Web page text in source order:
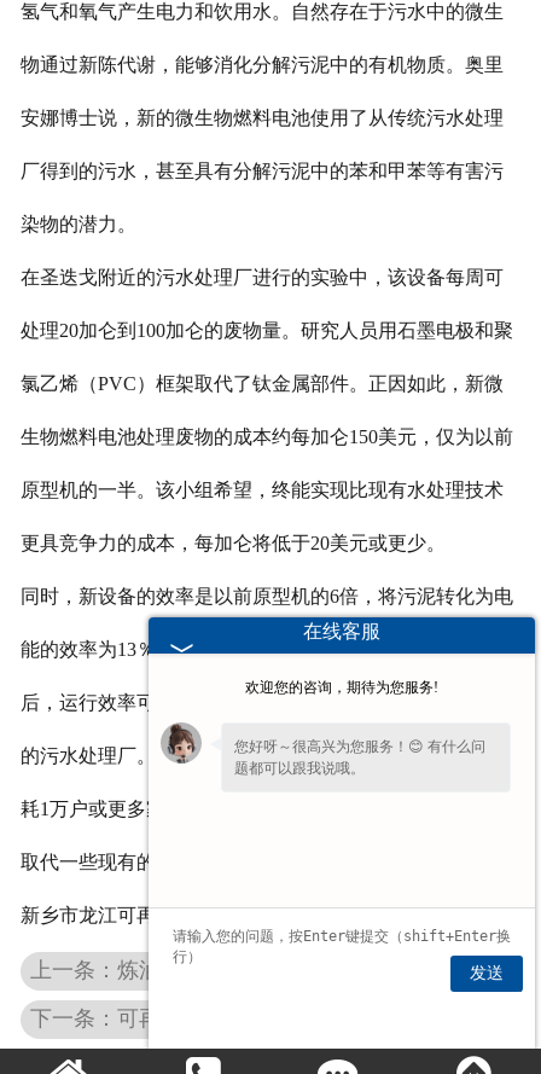
氢气和氧气产生电力和饮用水。自然存在于污水中的微生
物通过新陈代谢，能够消化分解污泥中的有机物质。奥里
安娜博士说，新的微生物燃料电池使用了从传统污水处理
厂得到的污水，甚至具有分解污泥中的苯和甲苯等有害污
染物的潜力。
在圣迭戈附近的污水处理厂进行的实验中，该设备每周可
处理20加仑到100加仑的废物量。研究人员用石墨电极和聚
氯乙烯（PVC）框架取代了钛金属部件。正因如此，新微
生物燃料电池处理废物的成本约每加仑150美元，仅为以前
原型机的一半。该小组希望，终能实现比现有水处理技术
更具竞争力的成本，每加仑将低于20美元或更少。
同时，新设备的效率是以前原型机的6倍，将污泥转化为电
能的效率为13％。研究人员解释说，一旦该设备扩大规模
后，运行效率可达20%至25％，可产生足够电力来运行传统
的污水处理厂。而据估计，一个典型的污水处理厂可能消
耗1万户或更多家庭的电力。未来，微生物燃料电池有可能
取代一些现有的城市污水处理系统。
新乡市龙江可再生能源技术设备厂主营：
上一条：炼油设备的产能增加
下一条：可再生能源也将面临“总量控制”
在线客服
欢迎您的咨询，期待为您服务!
您好呀～很高兴为您服务！😊 有什么问
题都可以跟我说哦。
发送